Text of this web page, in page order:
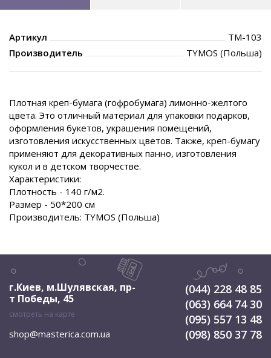
Артикул
TM-103
Производитель
TYMOS (Польша)
Плотная креп-бумага (гофробумага) лимонно-желтого
цвета. Это отличный материал для упаковки подарков,
оформления букетов, украшения помещений,
изготовления искусственных цветов. Также, креп-бумагу
применяют для декоративных панно, изготовления
кукол и в детском творчестве.
Характеристики:
Плотность - 140 г/м2.
Размер - 50*200 см
Производитель: TYMOS (Польша)
г.Киев, м.Шулявская, пр-
т Победы, 45
смотреть на карте
shop@masterica.com.ua
(044) 228 48 85
(063) 664 74 30
(095) 557 13 48
(098) 850 37 78